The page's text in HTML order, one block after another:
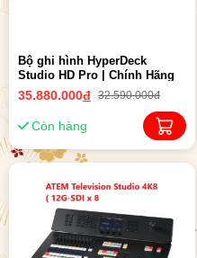
Bộ ghi hình HyperDeck
Studio HD Pro | Chính Hãng
35.880.000đ 32.590.000đ
Còn hàng